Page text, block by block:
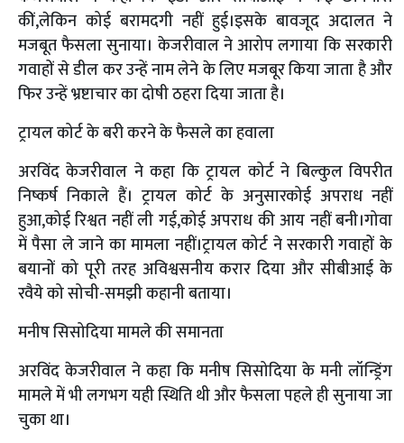
कीं,लेकिन कोई बरामदगी नहीं हुई।इसके बावजूद अदालत ने
मजबूत फैसला सुनाया। केजरीवाल ने आरोप लगाया कि सरकारी
गवाहों से डील कर उन्हें नाम लेने के लिए मजबूर किया जाता है और
फिर उन्हें भ्रष्टाचार का दोषी ठहरा दिया जाता है।
ट्रायल कोर्ट के बरी करने के फैसले का हवाला
अरविंद केजरीवाल ने कहा कि ट्रायल कोर्ट ने बिल्कुल विपरीत
निष्कर्ष निकाले हैं। ट्रायल कोर्ट के अनुसारकोई अपराध नहीं
हुआ,कोई रिश्वत नहीं ली गई,कोई अपराध की आय नहीं बनी।गोवा
में पैसा ले जाने का मामला नहीं।ट्रायल कोर्ट ने सरकारी गवाहों के
बयानों को पूरी तरह अविश्वसनीय करार दिया और सीबीआई के
रवैये को सोची-समझी कहानी बताया।
मनीष सिसोदिया मामले की समानता
अरविंद केजरीवाल ने कहा कि मनीष सिसोदिया के मनी लॉन्ड्रिंग
मामले में भी लगभग यही स्थिति थी और फैसला पहले ही सुनाया जा
चुका था।